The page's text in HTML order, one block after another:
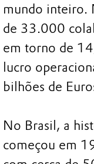
mundo inteiro.
de 33.000
em torno de
lucro
bilhões de
No Brasil, a
começou em